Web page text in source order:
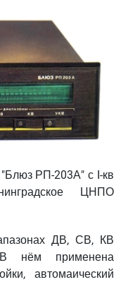
РП-203А" с I-кв
ЦНПО
ДВ, СВ, КВ
нём применена
автомаический